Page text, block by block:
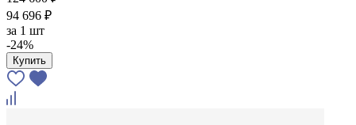
94 696 ₽
за 1 шт
-24%
Купить